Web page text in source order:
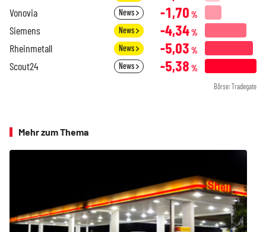
Vonovia News -1,70 %
Siemens News -4,34%
Rheinmetall News -5,03 %
Scout24 News -5,38 %
Börse: Tradegate
Mehr zum Thema